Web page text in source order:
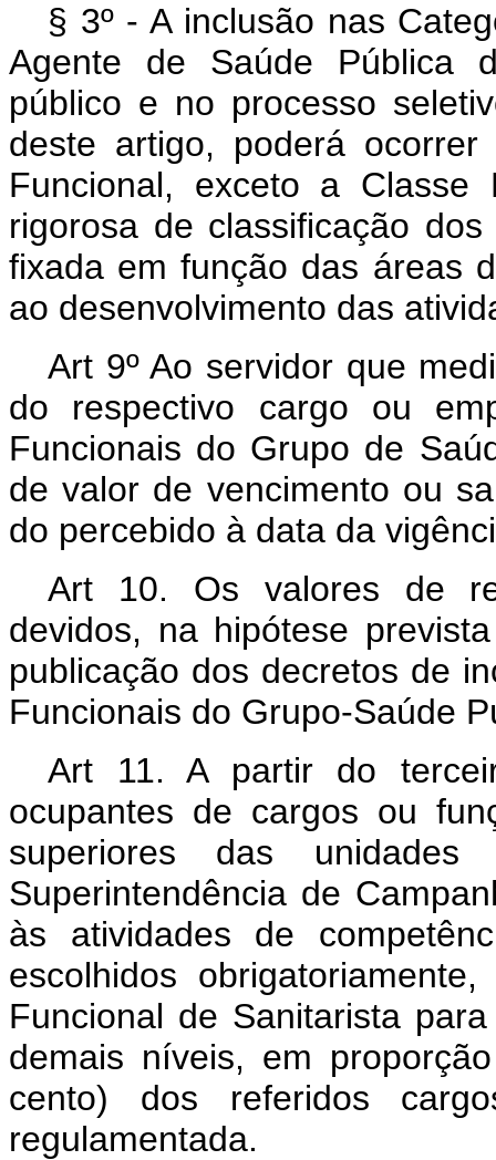
§ 3º - A inclusão nas
Agente de Saúde Pública
público e no processo
deste artigo, poderá
Funcional, exceto a
rigorosa de classificação
fixada em função das áreas
ao desenvolvimento das
Art 9º Ao servidor que
do respectivo cargo ou
Funcionais do Grupo de
de valor de vencimento ou
do percebido à data da
Art 10. Os valores de
devidos, na hipótese
publicação dos decretos de
Funcionais do Grupo-Saúde
Art 11. A partir do
ocupantes de cargos ou
superiores das
Superintendência de
às atividades de
escolhidos
Funcional de Sanitarista
demais níveis, em
cento) dos referidos
regulamentada.